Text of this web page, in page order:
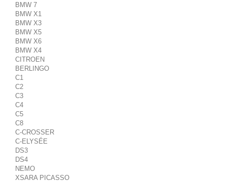
BMW 7
BMW X1
BMW X3
BMW X5
BMW X6
BMW X4
CITROEN
BERLINGO
C1
C2
C3
C4
C5
C8
C-CROSSER
C-ELYSÉE
DS3
DS4
NEMO
XSARA PICASSO